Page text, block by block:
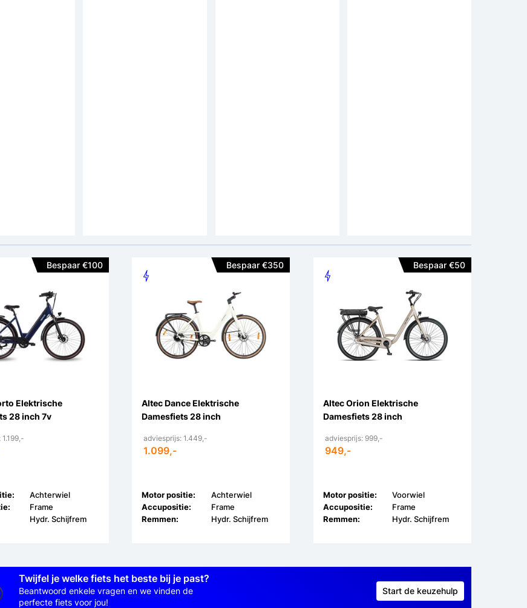
Bespaar €100
Elektrische
28 inch 7v
Achterwiel
Frame
Hydr. Schijfrem
Bespaar €350
Altec Dance Elektrische
Damesfiets 28 inch
adviesprijs: 1.449,-
1.099,-
Motor positie:
Achterwiel
Accupositie:
Frame
Remmen:
Hydr. Schijfrem
Bespaar €50
Altec Orion Elektrische
Damesfiets 28 inch
adviesprijs: 999,-
949,-
Motor positie:
Voorwiel
Accupositie:
Frame
Remmen:
Hydr. Schijfrem
Twijfel je welke fiets het beste bij je past?
Beantwoord enkele vragen en we vinden de
perfecte fiets voor jou!
Start de keuzehulp